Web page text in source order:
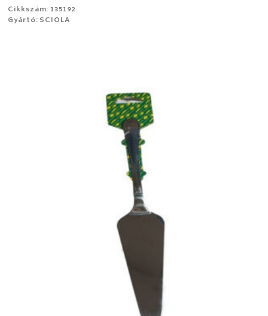
Cikkszám: 135192
Gyártó: SCIOLA